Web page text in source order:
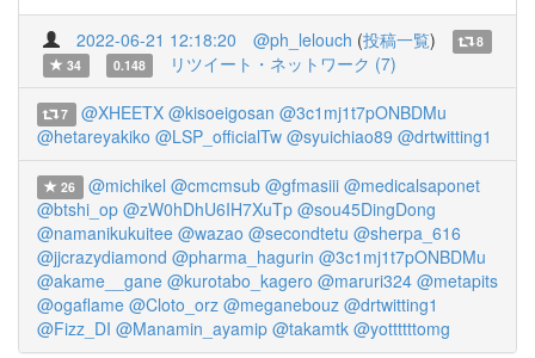
2022-06-21 12:18:20 @ph_lelouch (投稿一覧)
8
34
0.148 リツイート・ネットワーク (7)
7 @XHEETX @kisoeigosan @3c1mj1t7pONBDMu
@hetareyakiko @LSP_officialTw @syuichiao89 @drtwitting1
26 @michikel @cmcmsub @gfmasiii @medicalsaponet
@btshi_op @zW0hDhU6IH7XuTp @sou45DingDong
@namanikukuitee @wazao @secondtetu @sherpa_616
@jjcrazydiamond @pharma_hagurin @3c1mj1t7pONBDMu
@akame__gane @kurotabo_kagero @maruri324 @metapits
@ogaflame @Cloto_orz @meganebouz @drtwitting1
@Fizz_DI @Manamin_ayamip @takamtk @yottttttomg